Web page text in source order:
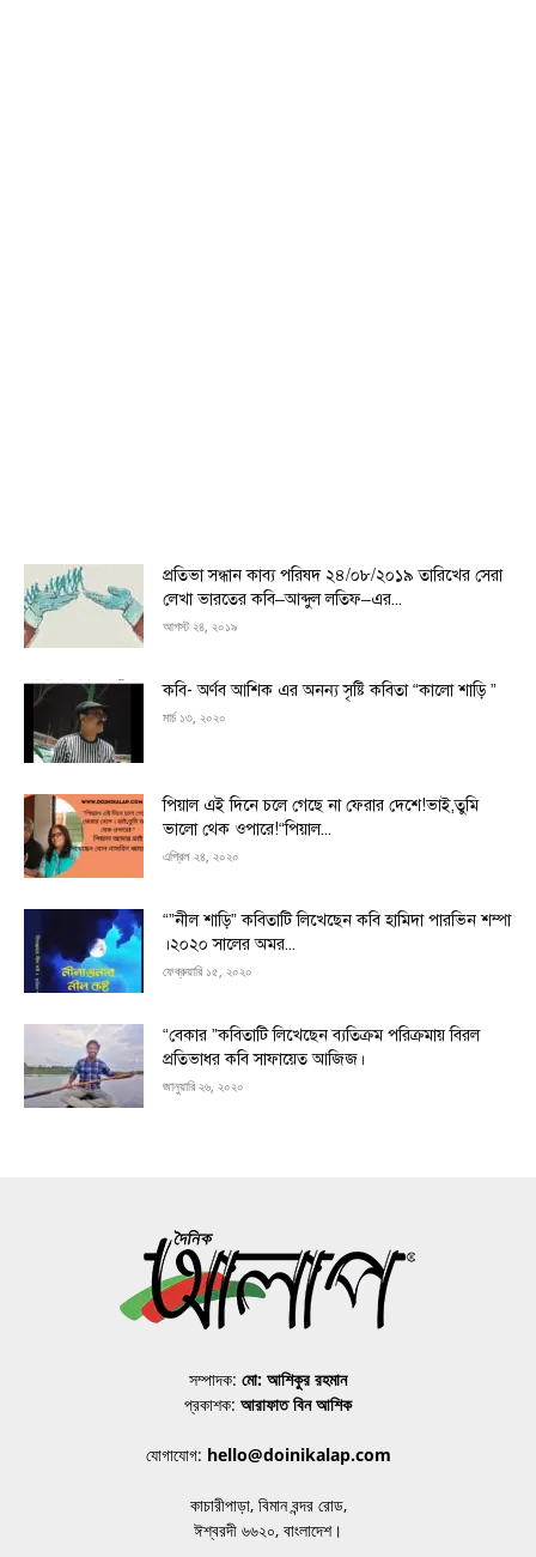
প্রতিভা সন্ধান কাব্য পরিষদ ২৪/০৮/২০১৯ তারিখের সেরা
লেখা ভারতের কবি–আব্দুল লতিফ–এর...
আগস্ট ২৪, ২০১৯
কবি- অর্ণব আশিক এর অনন্য সৃষ্টি কবিতা “কালো শাড়ি ”
মার্চ ১৩, ২০২০
পিয়াল এই দিনে চলে গেছে না ফেরার দেশে!ভাই,তুমি
ভালো থেক ওপারে!“পিয়াল...
এপ্রিল ২৪, ২০২০
“”নীল শাড়ি” কবিতাটি লিখেছেন কবি হামিদা পারভিন শম্পা
।২০২০ সালের অমর...
ফেব্রুয়ারি ১৫, ২০২০
“বেকার ”কবিতাটি লিখেছেন ব্যতিক্রম পরিক্রমায় বিরল
প্রতিভাধর কবি সাফায়েত আজিজ।
জানুয়ারি ২৬, ২০২০
সম্পাদক: মো: আশিকুর রহমান
প্রকাশক: আরাফাত বিন আশিক
যোগাযোগ: hello@doinikalap.com
কাচারীপাড়া, বিমান বন্দর রোড,
ঈশ্বরদী ৬৬২০, বাংলাদেশ।